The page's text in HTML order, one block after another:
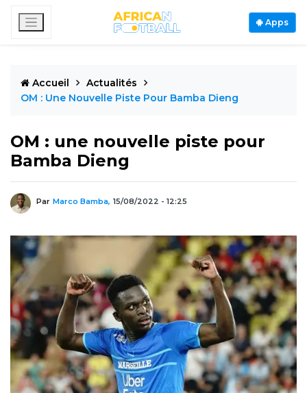
Apps
Accueil
Actualités
OM : Une Nouvelle Piste Pour Bamba Dieng
OM : une nouvelle piste pour
Bamba Dieng
Par Marco Bamba, 15/08/2022 - 12:25